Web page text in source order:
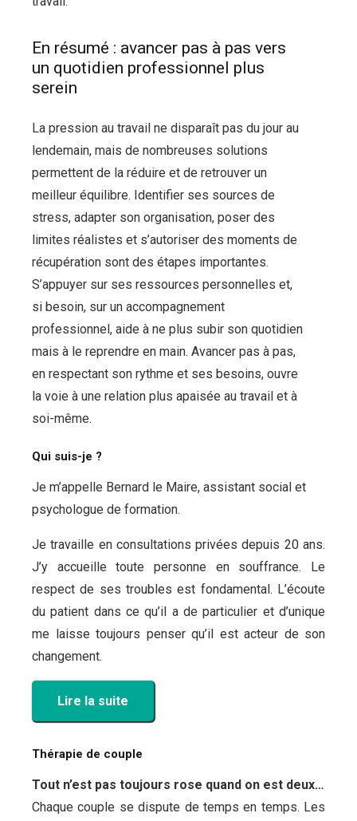
En résumé : avancer pas à pas vers
un quotidien professionnel plus
serein
La pression au travail ne disparaît pas du jour au
lendemain, mais de nombreuses solutions
permettent de la réduire et de retrouver un
meilleur équilibre. Identifier ses sources de
stress, adapter son organisation, poser des
limites réalistes et s’autoriser des moments de
récupération sont des étapes importantes.
S’appuyer sur ses ressources personnelles et,
si besoin, sur un accompagnement
professionnel, aide à ne plus subir son quotidien
mais à le reprendre en main. Avancer pas à pas,
en respectant son rythme et ses besoins, ouvre
la voie à une relation plus apaisée au travail et à
soi-même.
Qui suis-je ?
Je m’appelle Bernard le Maire, assistant social et
psychologue de formation.
Je travaille en consultations privées depuis 20 ans.
J’y accueille toute personne en souffrance. Le
respect de ses troubles est fondamental. L’écoute
du patient dans ce qu’il a de particulier et d’unique
me laisse toujours penser qu’il est acteur de son
changement.
Lire la suite
Thérapie de couple
Tout n’est pas toujours rose quand on est deux…
Chaque couple se dispute de temps en temps. Les